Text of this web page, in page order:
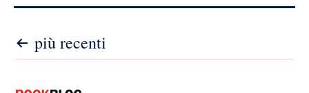
Paginazione
più recenti